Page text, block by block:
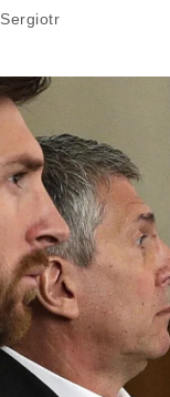
Sergiotr